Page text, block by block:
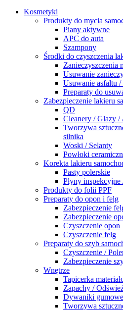
Kosmetyki
Produkty do mycia
Piany aktywne
APC do auta
Szampony
Środki do czyszczenia
Zanieczyszczenia
Usuwanie
Usuwanie asfaltu /
Preparaty do
Zabezpieczenie lakieru
QD
Cleanery / Glazy /
Tworzywa
silnika
Woski / Selanty
Powłoki
Korekta lakieru
Pasty polerskie
Płyny inspekcyjne
Produkty do folii PPF
Preparaty do opon i felg
Zabezpieczenie
Zabezpieczenie
Czyszczenie opon
Czyszczenie felg
Preparaty do szyb
Czyszczenie /
Zabezpieczenie
Wnętrze
Tapicerka
Zapachy /
Dywaniki gumowe
Tworzywa